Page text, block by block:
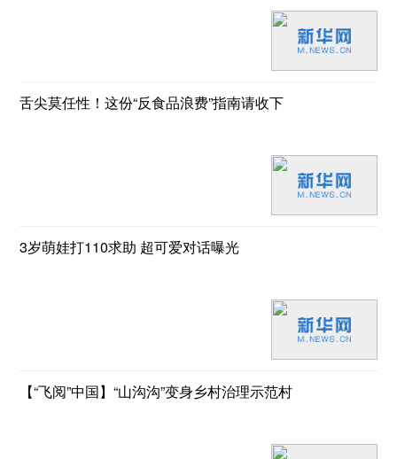
舌尖莫任性！这份“反食品浪费”指南请收下
3岁萌娃打110求助 超可爱对话曝光
【“飞阅”中国】“山沟沟”变身乡村治理示范村